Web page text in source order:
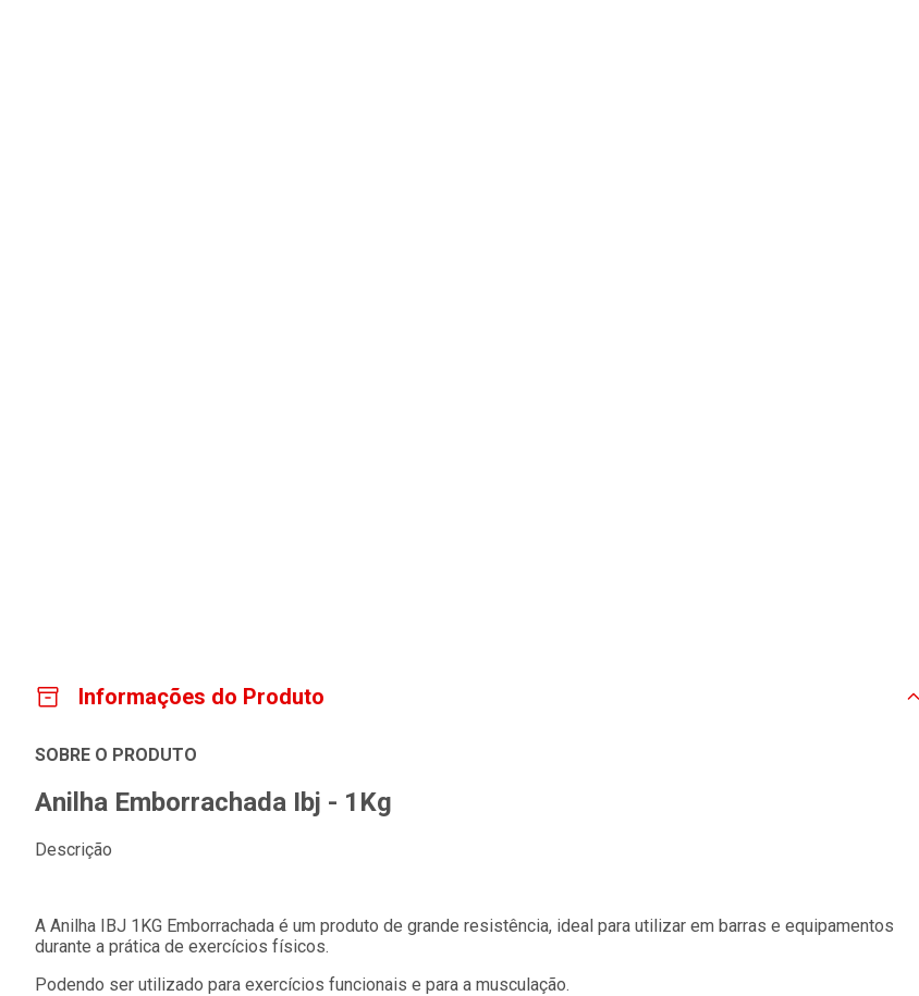
Informações do Produto
SOBRE O PRODUTO
Anilha Emborrachada Ibj - 1Kg
Descrição
A Anilha IBJ 1KG Emborrachada é um produto de grande resistência, ideal para utilizar em barras e equipamentos
durante a prática de exercícios físicos.
Podendo ser utilizado para exercícios funcionais e para a musculação.